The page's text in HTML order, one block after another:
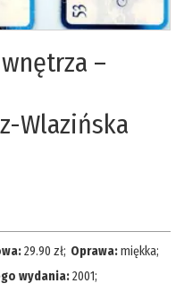
–
Wlazińska
29.90 zł; Oprawa:miękka;
wydania:2001;